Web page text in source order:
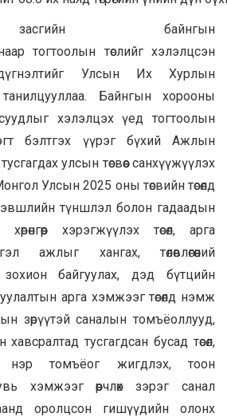
байнгын
тогтоолын төслийг хэлэлцсэн
Улсын Их Хурлын
Байнгын хорооны
хэлэлцэх үед тогтоолын
бэлтгэх үүрэг бүхий Ажлын
тусгагдах улсын төсвөөс санхүүжүүлэх
Улсын 2025 оны төсвийн төсөлд
хэвшлийн түншлэл болон гадаадын
хэрэгжүүлэх төсөл, арга
ажлыг хангах, төлөвлөгөөний
байгуулах, дэд бүтцийн
арга хэмжээг төсөлд нэмж
зөрүүтэй саналын томъёоллууд,
хавсралтад тусгагдсан бусад төсөл,
нэр томъёог жигдлэх, тоон
хэмжээг өөрчлөх зэрэг санал
оролцсон гишүүдийн олонх